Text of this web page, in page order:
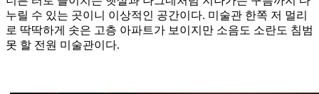
누릴 수 있는 곳이니 이상적인 공간이다. 미술관 한쪽 저 멀리
로 딱딱하게 솟은 고층 아파트가 보이지만 소음도 소란도 침범
못 할 전원 미술관이다.